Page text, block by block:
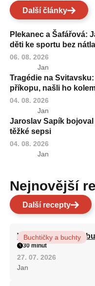
Další články
Plekanec a Šafářová:
děti ke sportu bez
06. 08. 2026
Jan
Tragédie na
příkopu, našli ho
04. 08. 2026
Jan
Jaroslav Sapík
těžké sepsi
04. 08. 2026
Jan
Nejnovější
Další recepty
Vláčná olejová litá
Buchtičky a buchty
30 minut
27. 07. 2026
Jan